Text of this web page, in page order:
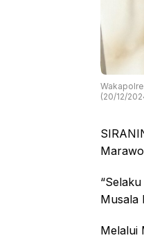
(20/12/
Musala
Melalui